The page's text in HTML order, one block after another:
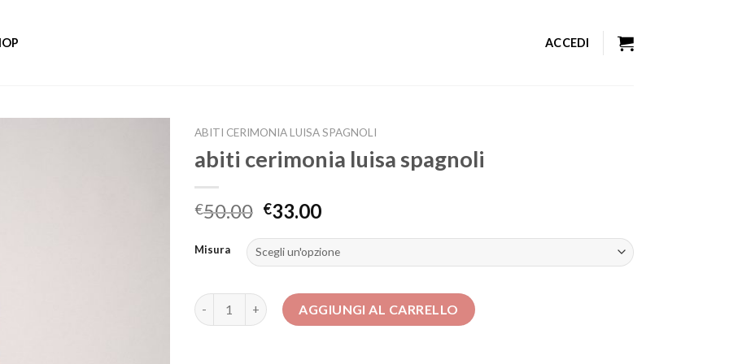
ACCEDI
ABITI CERIMONIA LUISA SPAGNOLI
abiti cerimonia luisa spagnoli
€50.00 €33.00
Misura
abiti cerimonia luisa spagnoli quantità
AGGIUNGI AL CARRELLO